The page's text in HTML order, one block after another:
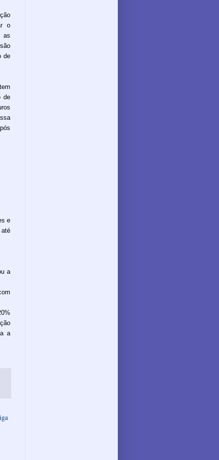
o
as
de
de
e
até
a
a